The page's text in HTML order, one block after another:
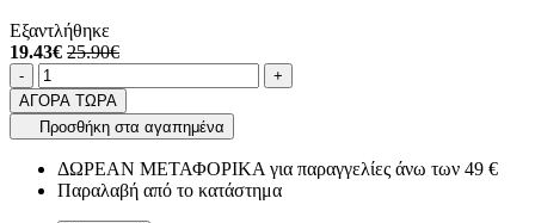
Εξαντλήθηκε
19.43€ 25.90€
Ποσότητα
-product.increase.quantity +
ΑΓΟΡΑ ΤΩΡΑ
Προσθήκη στα αγαπημένα
ΔΩΡΕΑΝ ΜΕΤΑΦΟΡΙΚΑ για παραγγελίες άνω των 49 €
Παραλαβή από το κατάστημα